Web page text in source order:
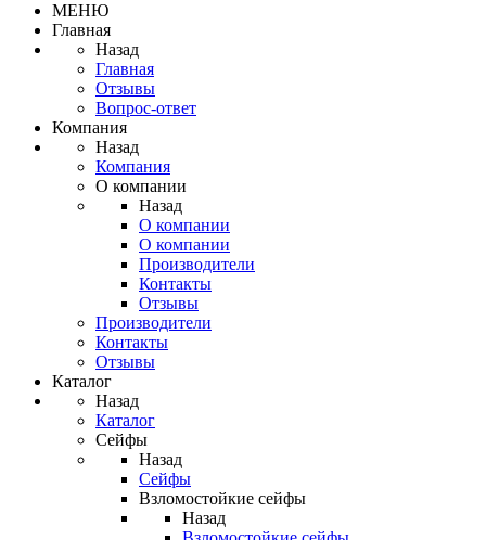
МЕНЮ
Главная
Назад
Главная
Отзывы
Вопрос-ответ
Компания
Назад
Компания
О компании
Назад
О компании
О компании
Производители
Контакты
Отзывы
Производители
Контакты
Отзывы
Каталог
Назад
Каталог
Сейфы
Назад
Сейфы
Взломостойкие сейфы
Назад